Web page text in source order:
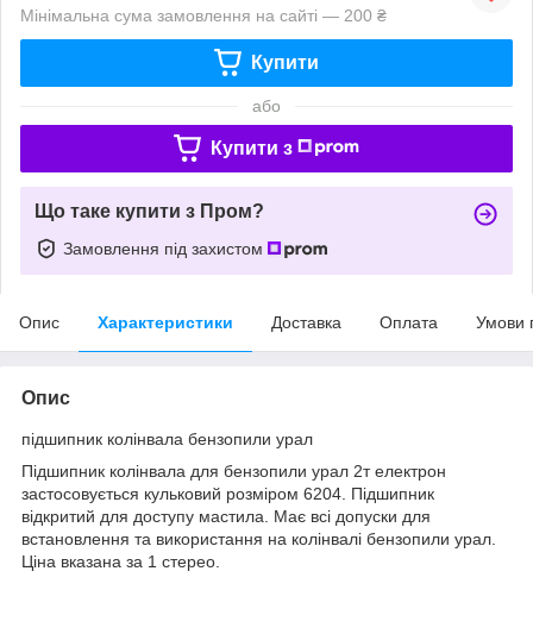
Мінімальна сума замовлення на сайті — 200 ₴
Купити
або
Купити з
Що таке купити з Пром?
Замовлення під захистом
Опис Характеристики Доставка Оплата Умови
Опис
підшипник колінвала бензопили урал
Підшипник колінвала для бензопили урал 2т електрон
застосовується кульковий розміром 6204. Підшипник
відкритий для доступу мастила. Має всі допуски для
встановлення та використання на колінвалі бензопили урал.
Ціна вказана за 1 стерео.